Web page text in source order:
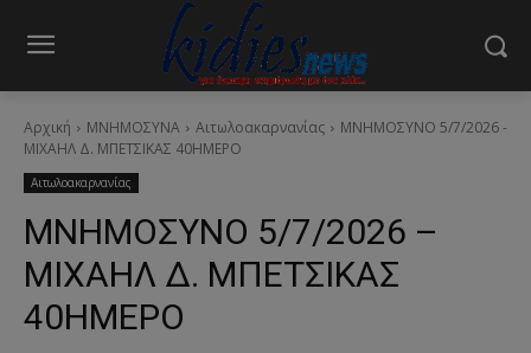
Αρχική ΜΝΗΜΟΣΥΝΑ Αιτωλοακαρνανίας
ΜΝΗΜΟΣΥΝΟ 5/7/2026 -
ΜΙΧΑΗΛ Δ. ΜΠΕΤΣΙΚΑΣ 40ΗΜΕΡΟ
Αιτωλοακαρνανίας
ΜΝΗΜΟΣΥΝΟ 5/7/2026 –
ΜΙΧΑΗΛ Δ. ΜΠΕΤΣΙΚΑΣ
40ΗΜΕΡΟ